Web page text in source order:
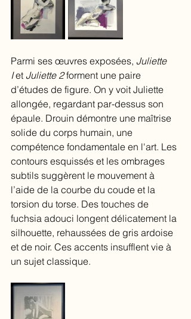
Parmi ses œuvres exposées, Juliette
I et Juliette 2 forment une paire
d’études de figure. On y voit Juliette
allongée, regardant par-dessus son
épaule. Drouin démontre une maîtrise
solide du corps humain, une
compétence fondamentale en l'art. Les
contours esquissés et les ombrages
subtils suggèrent le mouvement à
l’aide de la courbe du coude et la
torsion du torse. Des touches de
fuchsia adouci longent délicatement la
silhouette, rehaussées de gris ardoise
et de noir. Ces accents insufflent vie à
un sujet classique.